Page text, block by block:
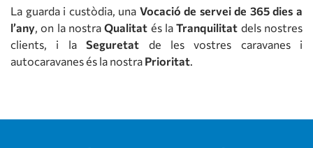
La guarda i custòdia, una Vocació de servei de 365 dies a
l’any, on la nostraQualitat és laTranquilitat dels nostres
clients, i laSeguretat de les vostres caravanes i
autocaravanes és la nostra Prioritat.